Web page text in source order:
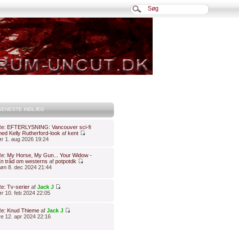
INDLÆG
EFTERLYSNING: Vancouver sci-fi
Kelly Rutherford-look afkent
1. aug 2026 19:24
My Horse, My Gun... Your Widow -
tråd om westerns afpotpotdk
8. dec 2024 21:44
Tv-serier afJack J
10. feb 2024 22:05
Knud Thieme afJack J
12. apr 2024 22:16